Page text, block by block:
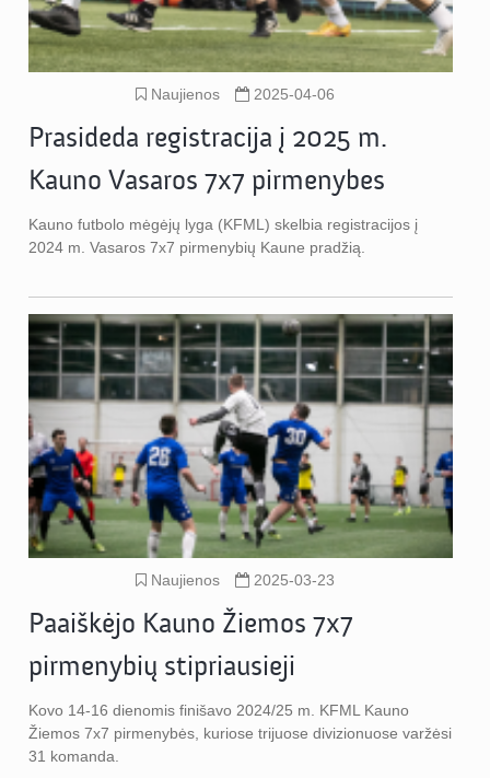
Naujienos 2025-04-06
Prasideda registracija į 2025 m.
Kauno Vasaros 7x7 pirmenybes
Kauno futbolo mėgėjų lyga (KFML) skelbia registracijos į
2024 m. Vasaros 7x7 pirmenybių Kaune pradžią.
Naujienos 2025-03-23
Paaiškėjo Kauno Žiemos 7x7
pirmenybių stipriausieji
Kovo 14-16 dienomis finišavo 2024/25 m. KFML Kauno
Žiemos 7x7 pirmenybės, kuriose trijuose divizionuose varžėsi
31 komanda.